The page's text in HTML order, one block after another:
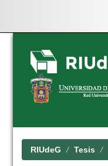
Skip
navigation
RIUdeG Tesis